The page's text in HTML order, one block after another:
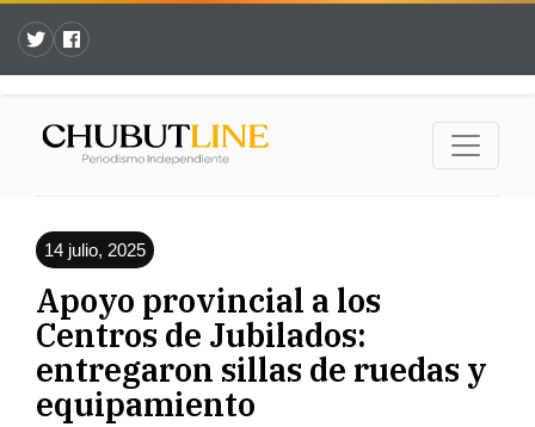
14 julio, 2025
Apoyo provincial a los
Centros de Jubilados:
entregaron sillas de ruedas y
equipamiento